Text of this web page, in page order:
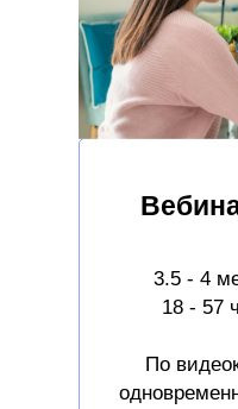
3.5 - 4
18 - 57
По